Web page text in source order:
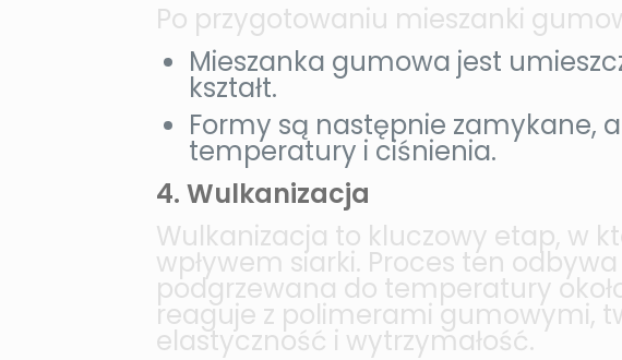
Po przygotowaniu mieszanki
Mieszanka gumowa jest
kształt.
Formy są następnie zamykane,
temperatury i ciśnienia.
4. Wulkanizacja
Wulkanizacja to kluczowy etap, w
wpływem siarki. Proces ten
podgrzewana do temperatury
reaguje z polimerami gumowymi,
elastyczność i wytrzymałość.